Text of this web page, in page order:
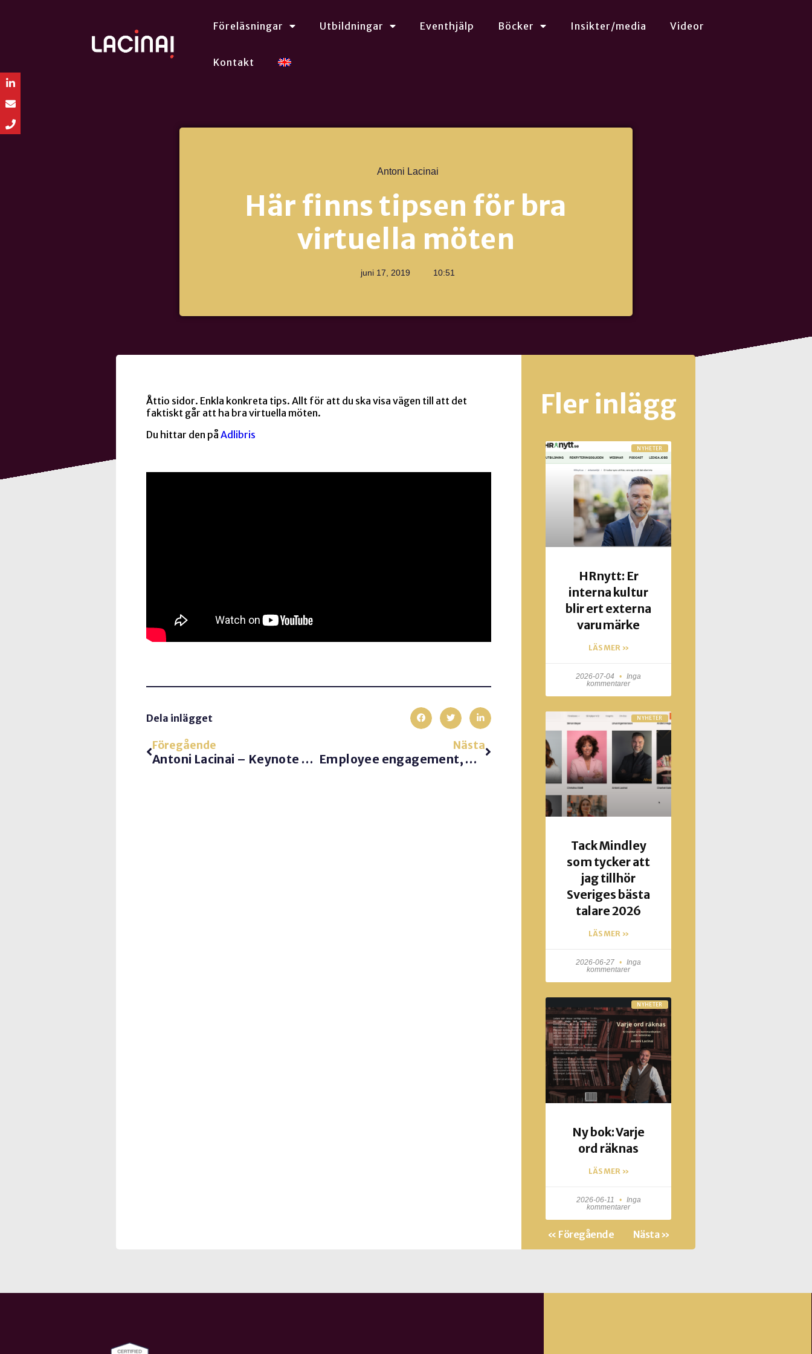
Föreläsningar Utbildningar Eventhjälp Böcker Insikter/media Videor
Kontakt
Antoni Lacinai
Här finns tipsen för bra
virtuella möten
juni 17, 2019 10:51
Åttio sidor. Enkla konkreta tips. Allt för att du ska visa vägen till att det
faktiskt går att ha bra virtuella möten.
Du hittar den på Adlibris
Dela inlägget
Föregående
Antoni Lacinai – Keynote Speaker
Nästa
Employee engagement, Workplace communication, 20 communication truths. Base presentation
Fler inlägg
NYHETER
HRnytt: Er
interna kultur
blir ert externa
varumärke
LÄS MER »
2026-07-04
Inga
kommentarer
NYHETER
Tack Mindley
som tycker att
jag tillhör
Sveriges bästa
talare 2026
LÄS MER »
2026-06-27
Inga
kommentarer
NYHETER
Ny bok: Varje
ord räknas
LÄS MER »
2026-06-11
Inga
kommentarer
« Föregående Nästa »